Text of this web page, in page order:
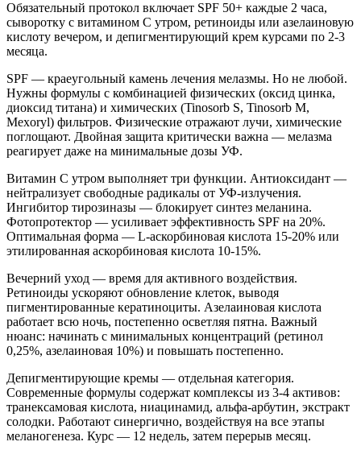
Обязательный протокол включает SPF 50+ каждые 2 часа,
сыворотку с витамином С утром, ретиноиды или азелаиновую
кислоту вечером, и депигментирующий крем курсами по 2-3
месяца.
SPF — краеугольный камень лечения мелазмы. Но не любой.
Нужны формулы с комбинацией физических (оксид цинка,
диоксид титана) и химических (Tinosorb S, Tinosorb M,
Mexoryl) фильтров. Физические отражают лучи, химические
поглощают. Двойная защита критически важна — мелазма
реагирует даже на минимальные дозы УФ.
Витамин С утром выполняет три функции. Антиоксидант —
нейтрализует свободные радикалы от УФ-излучения.
Ингибитор тирозиназы — блокирует синтез меланина.
Фотопротектор — усиливает эффективность SPF на 20%.
Оптимальная форма — L-аскорбиновая кислота 15-20% или
этилированная аскорбиновая кислота 10-15%.
Вечерний уход — время для активного воздействия.
Ретиноиды ускоряют обновление клеток, выводя
пигментированные кератиноциты. Азелаиновая кислота
работает всю ночь, постепенно осветляя пятна. Важный
нюанс: начинать с минимальных концентраций (ретинол
0,25%, азелаиновая 10%) и повышать постепенно.
Депигментирующие кремы — отдельная категория.
Современные формулы содержат комплексы из 3-4 активов:
транексамовая кислота, ниацинамид, альфа-арбутин, экстракт
солодки. Работают синергично, воздействуя на все этапы
меланогенеза. Курс — 12 недель, затем перерыв месяц.